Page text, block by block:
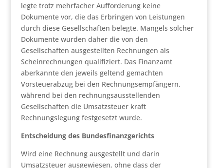
legte trotz mehrfacher Aufforderung keine
Dokumente vor, die das Erbringen von Leistungen
durch diese Gesellschaften belegte. Mangels solcher
Dokumente wurden daher die von den
Gesellschaften ausgestellten Rechnungen als
Scheinrechnungen qualifiziert. Das Finanzamt
aberkannte den jeweils geltend gemachten
Vorsteuerabzug bei den Rechnungsempfängern,
während bei den rechnungsausstellenden
Gesellschaften die Umsatzsteuer kraft
Rechnungslegung festgesetzt wurde.
Entscheidung des Bundesfinanzgerichts
Wird eine Rechnung ausgestellt und darin
Umsatzsteuer ausgewiesen, ohne dass der